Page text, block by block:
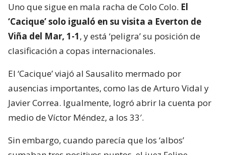
Uno que sigue en mala racha de Colo Colo. El
‘Cacique’ solo igualó en su visita a Everton de
Viña del Mar, 1-1, y está ‘peligra’ su posición de
clasificación a copas internacionales.
El ‘Cacique’ viajó al Sausalito mermado por
ausencias importantes, como las de Arturo Vidal y
Javier Correa. Igualmente, logró abrir la cuenta por
medio de Víctor Méndez, a los 33′.
Sin embargo, cuando parecía que los ‘albos’